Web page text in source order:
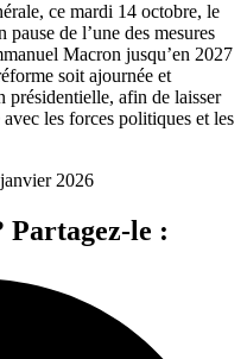
ce mardi 14 octobre, le
de l’une des mesures
Macron jusqu’en 2027
soit ajournée et
présidentielle, afin de laisser
les forces politiques et les
2026
Partagez-le :